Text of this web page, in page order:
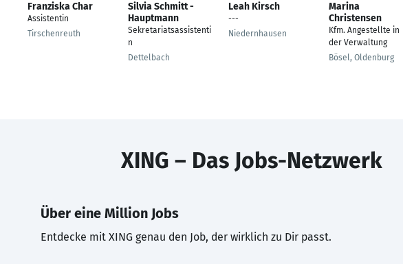
Franziska Char
Assistentin
Tirschenreuth
Silvia Schmitt -
Hauptmann
Sekretariatsassistenti
n
Dettelbach
Leah Kirsch
---
Niedernhausen
Marina
Christensen
Kfm. Angestellte in
der Verwaltung
Bösel, Oldenburg
XING – Das Jobs-Netzwerk
Über eine Million Jobs
Entdecke mit XING genau den Job, der wirklich zu Dir passt.